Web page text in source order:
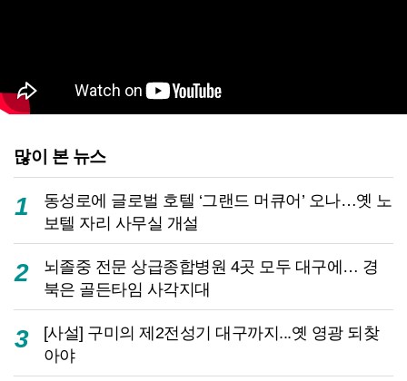
많이 본 뉴스
1
동성로에 글로벌 호텔 ‘그랜드 머큐어’ 오나…옛 노
보텔 자리 사무실 개설
2
뇌졸중 전문 상급종합병원 4곳 모두 대구에… 경
북은 골든타임 사각지대
3
[사설] 구미의 제2전성기 대구까지...옛 영광 되찾
아야